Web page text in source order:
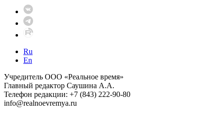
Ru
En
Учредитель ООО «Реальное время»
Главный редактор Саушина А.А.
Телефон редакции: +7 (843) 222-90-80
info@realnoevremya.ru